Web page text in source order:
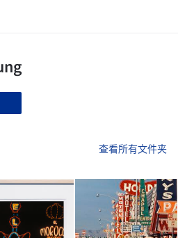
查看所有文件夹